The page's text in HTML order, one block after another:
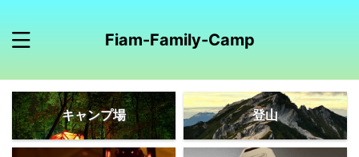
Fiam-Family-Camp
キャンプ場 登山